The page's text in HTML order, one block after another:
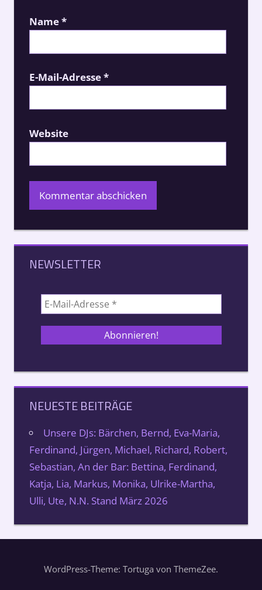
Name*
E-Mail-Adresse*
Website
NEWSLETTER
NEUESTE BEITRÄGE
Unsere DJs: Bärchen, Bernd, Eva-Maria,
Ferdinand, Jürgen, Michael, Richard, Robert,
Sebastian, An der Bar: Bettina, Ferdinand,
Katja, Lia, Markus, Monika, Ulrike-Martha,
Ulli, Ute, N.N. Stand März 2026
WordPress-Theme: Tortuga von ThemeZee.